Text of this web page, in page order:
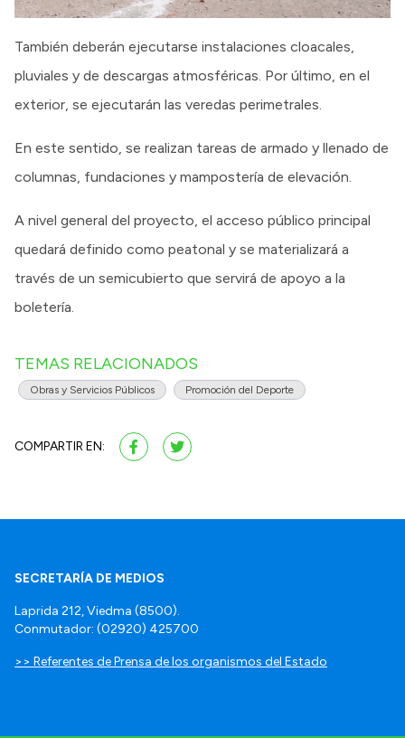
También deberán ejecutarse instalaciones cloacales,
pluviales y de descargas atmosféricas. Por último, en el
exterior, se ejecutarán las veredas perimetrales.
En este sentido, se realizan tareas de armado y llenado de
columnas, fundaciones y mampostería de elevación.
A nivel general del proyecto, el acceso público principal
quedará definido como peatonal y se materializará a
través de un semicubierto que servirá de apoyo a la
boletería.
TEMAS RELACIONADOS
Obras y Servicios Públicos Promoción del Deporte
COMPARTIR EN:
SECRETARÍA DE MEDIOS
Laprida 212, Viedma (8500).
Conmutador: (02920) 425700
>> Referentes de Prensa de los organismos del Estado